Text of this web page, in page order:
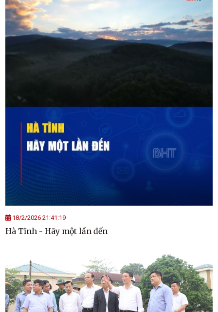
18/2/2026 21:41:19
Hà Tĩnh - Hãy một lần đến